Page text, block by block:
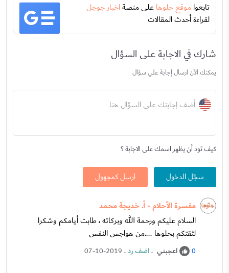
تابعواموقع حلوهاعلى منصةاخبار جوجل
لقراءة أحدث المقالات
شارك في الاجابة على السؤال
يمكنك الآن ارسال إجابة علي سؤال
أضف إجابتك على السؤال هنا
كيف تود أن يظهر اسمك على الاجابة ؟
سجّل الدخول ارسل كمجهول
مفسرة الأحلام - أ. خديجة محمد
السلام عليكم ورحمة الله وبركاته ، طابت أيامكم وشكرا
لثقتكم بحلوها ....من هواجس النفس
0 اعجبني .اضف رد.
07-10-2019